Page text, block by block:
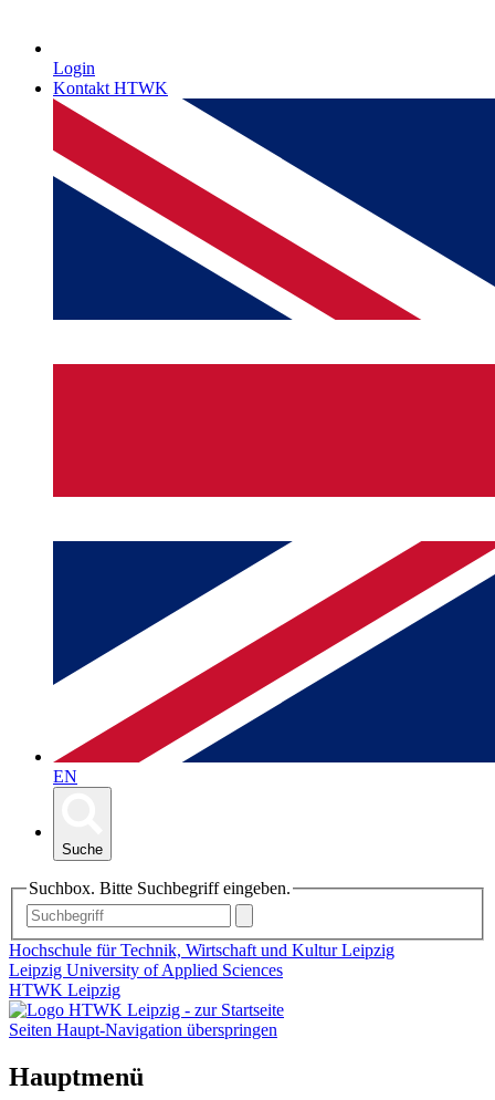
Login
Kontakt HTWK
EN
Suche
Suchbox. Bitte Suchbegriff eingeben.
Hochschule für Technik, Wirtschaft und Kultur Leipzig
Leipzig University of Applied Sciences
HTWK Leipzig
Seiten Haupt-Navigation überspringen
Hauptmenü